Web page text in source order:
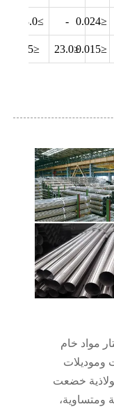
≤0.024
-
≥63.0
≤0.015
≤23.0
≤35
مواد خام
وموديلات
خضعت
ومتساوية،